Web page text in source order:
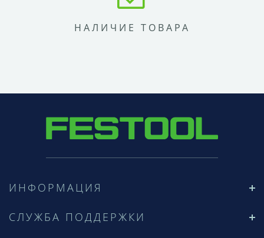
НАЛИЧИЕ ТОВАРА
ИНФОРМАЦИЯ
СЛУЖБА ПОДДЕРЖКИ